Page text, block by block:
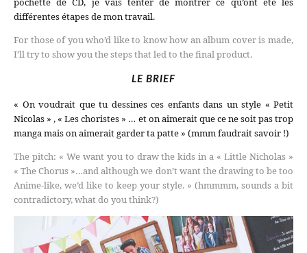
différentes étapes de mon travail.
For those of you who’d like to know how an album cover is made,
I’ll try to show you the steps that led to the final product.
LE BRIEF
« On voudrait que tu dessines ces enfants dans un style « Petit
Nicolas » , « Les choristes » … et on aimerait que ce ne soit pas trop
manga mais on aimerait garder ta patte » (mmm faudrait savoir !)
The pitch: « We want you to draw the kids in a « Little Nicholas »
« The Chorus »…and although we don’t want the drawing to be too
Anime-like, we’d like to keep your style. » (hmmmm, sounds a bit
contradictory, what do you think?)